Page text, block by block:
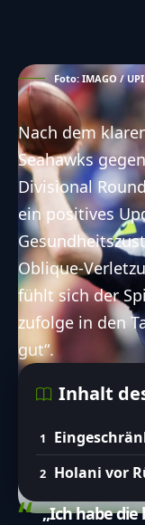
Foto: IMAGO /
Nach dem
Seahawks
Divisional
ein positives
Oblique-
fühlt sich der
zufolge in den
gut“.
Inhalt
Holani vor
„Ich habe die